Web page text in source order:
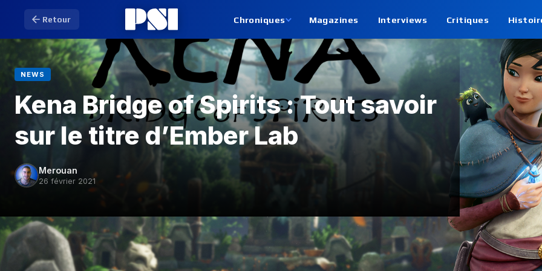
Retour Chroniques Magazines Interviews Critiques
NEWS
Kena Bridge of Spirits : Tout savoir
sur le titre d’Ember Lab
Merouan
26 février 2021